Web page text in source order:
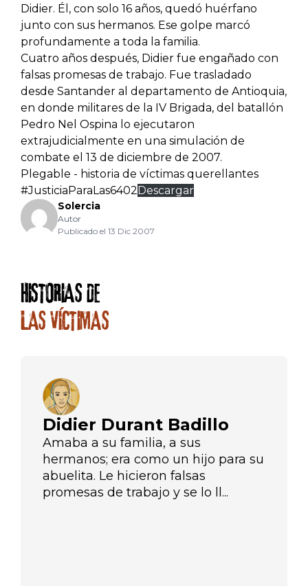
Didier. Él, con solo 16 años, quedó huérfano
junto con sus hermanos. Ese golpe marcó
profundamente a toda la familia.
Cuatro años después, Didier fue engañado con
falsas promesas de trabajo. Fue trasladado
desde Santander al departamento de Antioquia,
en donde militares de la IV Brigada, del batallón
Pedro Nel Ospina lo ejecutaron
extrajudicialmente en una simulación de
combate el 13 de diciembre de 2007.
Plegable - historia de víctimas querellantes
#JusticiaParaLas6402Descargar
Solercia
Autor
Publicado el 13 Dic 2007
HISTORIAS DE
LAS VÍCTIMAS
Didier Durant Badillo
Amaba a su familia, a sus
hermanos; era como un hijo para su
abuelita. Le hicieron falsas
promesas de trabajo y se lo ll...